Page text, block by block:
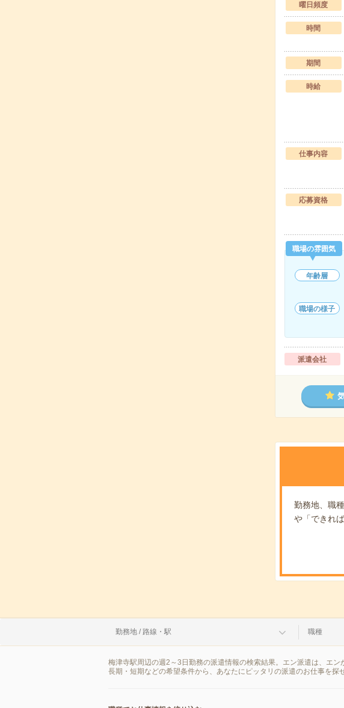
曜日頻度
時間
期間
時給
仕事内容
応募資格
職場の雰囲気
年齢層
職場の様子
派遣会社
勤務地、職
や「できれ
勤務地 / 路線・駅 職種
梅津寺駅周辺の週2～3日勤務の派遣情報の検索結果。エン派遣は、エ
長期・短期などの希望条件から、あなたにピッタリの派遣のお仕事を探せ